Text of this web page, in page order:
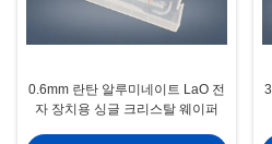
0.6mm 란탄 알루미네이트 LaO 전
자 장치용 싱글 크리스탈 웨이퍼